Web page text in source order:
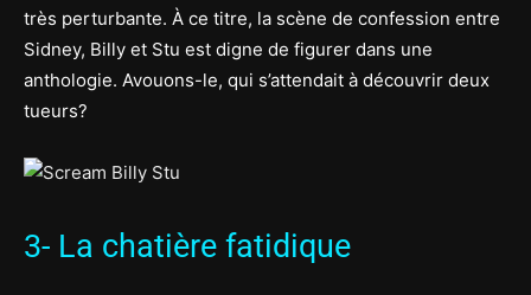
très perturbante. À ce titre, la scène de confession entre
Sidney, Billy et Stu est digne de figurer dans une
anthologie. Avouons-le, qui s’attendait à découvrir deux
tueurs?
3- La chatière fatidique